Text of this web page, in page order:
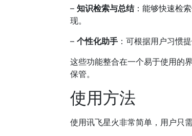
– 知识检索与总结：能够快速检
现。
– 个性化助手 ：可根据用户习惯
这些功能整合在一个易于使用的
保管。
使用方法
使用讯飞星火非常简单，用户只